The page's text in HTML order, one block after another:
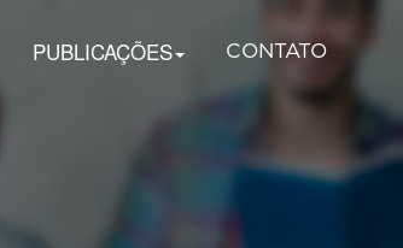
PUBLICAÇÕES CONTATO